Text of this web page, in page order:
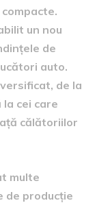
un nou
de
auto.
de la
la cei care
călătoriilor
multe
de producție